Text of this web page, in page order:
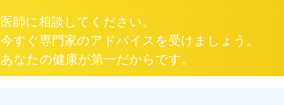
医師に相談してください。
今すぐ専門家のアドバイスを受けましょう。
あなたの健康が第一だからです。